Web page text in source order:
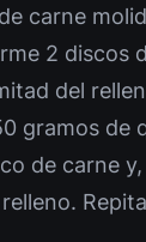
carne
2 discos
del
gramos de
de carne